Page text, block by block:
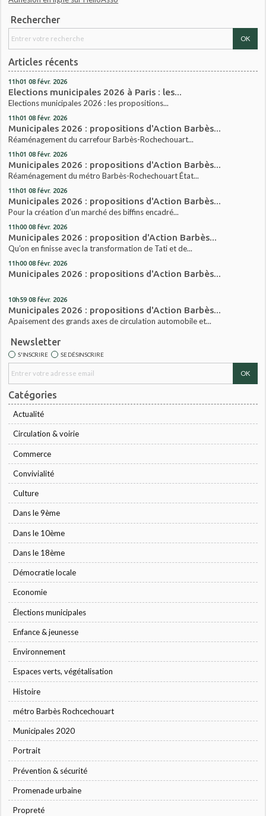
Rechercher
Articles récents
11h01 08 févr. 2026
Elections municipales 2026 à Paris : les...
Elections municipales 2026 : les propositions...
11h01 08 févr. 2026
Municipales 2026 : propositions d'Action Barbès...
Réaménagement du carrefour Barbès-Rochechouart...
11h01 08 févr. 2026
Municipales 2026 : propositions d'Action Barbès...
Réaménagement du métro Barbès-Rochechouart État...
11h01 08 févr. 2026
Municipales 2026 : propositions d'Action Barbès...
Pour la création d’un marché des biffins encadré...
11h00 08 févr. 2026
Municipales 2026 : proposition d'Action Barbès...
Qu’on en finisse avec la transformation de Tati et de...
11h00 08 févr. 2026
Municipales 2026 : propositions d'Action Barbès...
10h59 08 févr. 2026
Municipales 2026 : propositions d'Action Barbès...
Apaisement des grands axes de circulation automobile et...
Newsletter
S'INSCRIRE SE DÉSINSCRIRE
Catégories
Actualité
Circulation & voirie
Commerce
Convivialité
Culture
Dans le 9ème
Dans le 10ème
Dans le 18ème
Démocratie locale
Economie
Élections municipales
Enfance & jeunesse
Environnement
Espaces verts, végétalisation
Histoire
métro Barbès Rochcechouart
Municipales 2020
Portrait
Prévention & sécurité
Promenade urbaine
Propreté